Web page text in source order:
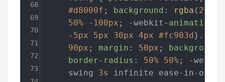
#d8000f ; background : rgba ( 216
50% - 100px ; -webkit- animation
    -
5px 5px 30px 4px #fc903d } .deng
90px ; margin : 50px ; background
border-radius : 50% 50%; -
    swing
3s infinite ease-in-out;
68
69
70
71
72
73